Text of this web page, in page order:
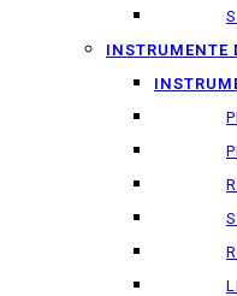
INSTRUMENTE